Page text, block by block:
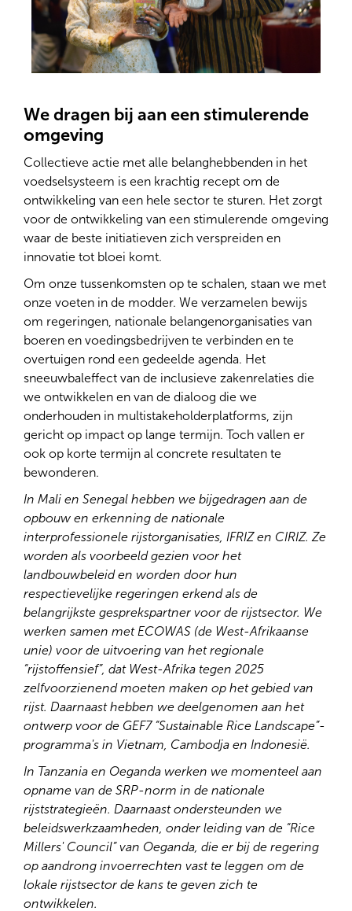
We dragen bij aan een stimulerende
omgeving
Collectieve actie met alle belanghebbenden in het
voedselsysteem is een krachtig recept om de
ontwikkeling van een hele sector te sturen. Het zorgt
voor de ontwikkeling van een stimulerende omgeving
waar de beste initiatieven zich verspreiden en
innovatie tot bloei komt.
Om onze tussenkomsten op te schalen, staan we met
onze voeten in de modder. We verzamelen bewijs
om regeringen, nationale belangenorganisaties van
boeren en voedingsbedrijven te verbinden en te
overtuigen rond een gedeelde agenda. Het
sneeuwbaleffect van de inclusieve zakenrelaties die
we ontwikkelen en van de dialoog die we
onderhouden in multistakeholderplatforms, zijn
gericht op impact op lange termijn. Toch vallen er
ook op korte termijn al concrete resultaten te
bewonderen.
In Mali en Senegal hebben we bijgedragen aan de
opbouw en erkenning de nationale
interprofessionele rijstorganisaties, IFRIZ en CIRIZ. Ze
worden als voorbeeld gezien voor het
landbouwbeleid en worden door hun
respectievelijke regeringen erkend als de
belangrijkste gesprekspartner voor de rijstsector. We
werken samen met ECOWAS (de West-Afrikaanse
unie) voor de uitvoering van het regionale
“rijstoffensief”, dat West-Afrika tegen 2025
zelfvoorzienend moeten maken op het gebied van
rijst. Daarnaast hebben we deelgenomen aan het
ontwerp voor de GEF7 “Sustainable Rice Landscape”-
programma's in Vietnam, Cambodja en Indonesië.
In Tanzania en Oeganda werken we momenteel aan
opname van de SRP-norm in de nationale
rijststrategieën. Daarnaast ondersteunden we
beleidswerkzaamheden, onder leiding van de “Rice
Millers' Council” van Oeganda, die er bij de regering
op aandrong invoerrechten vast te leggen om de
lokale rijstsector de kans te geven zich te
ontwikkelen.